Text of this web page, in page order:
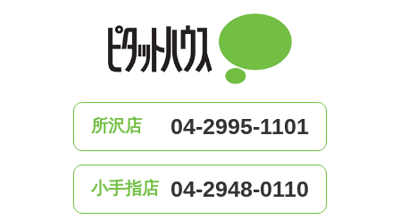
所沢店 04-2995-1101
小手指店 04-2948-0110